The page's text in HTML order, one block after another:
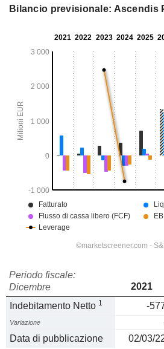
Bilancio previsionale: Ascendis
Periodo fiscale:
Dicembre
2021
Indebitamento Netto 1 -
Variazione
Data di pubblicazione 02/03/